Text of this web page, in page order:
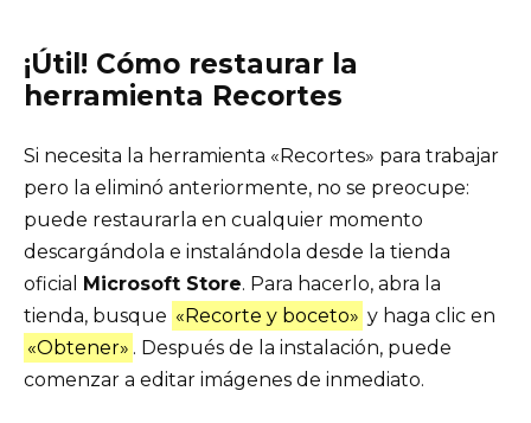
¡Útil! Cómo restaurar la
herramienta Recortes
Si necesita la herramienta «Recortes» para trabajar
pero la eliminó anteriormente, no se preocupe:
puede restaurarla en cualquier momento
descargándola e instalándola desde la tienda
oficial
Microsoft Store. Para hacerlo, abra la
tienda, busque «Recorte y boceto» y haga clic en
«Obtener» . Después de la instalación, puede
comenzar a editar imágenes de inmediato.